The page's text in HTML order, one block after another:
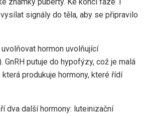
signály do těla, aby se připravilo
hormon uvolňující
GnRH putuje do hypofýzy, což je malá
produkuje hormony, které řídí
dva další hormony: luteinizační